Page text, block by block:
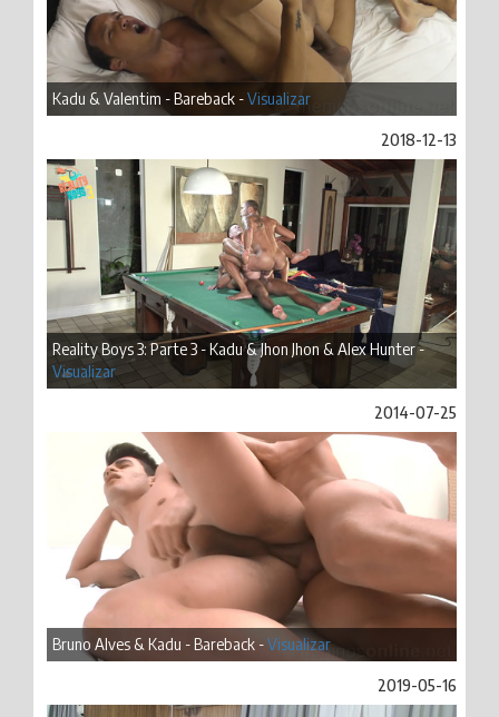
Kadu & Valentim - Bareback -Visualizar
2018-12-13
Reality Boys 3: Parte 3 - Kadu & Jhon Jhon & Alex Hunter -
Visualizar
2014-07-25
Bruno Alves & Kadu - Bareback -Visualizar
2019-05-16